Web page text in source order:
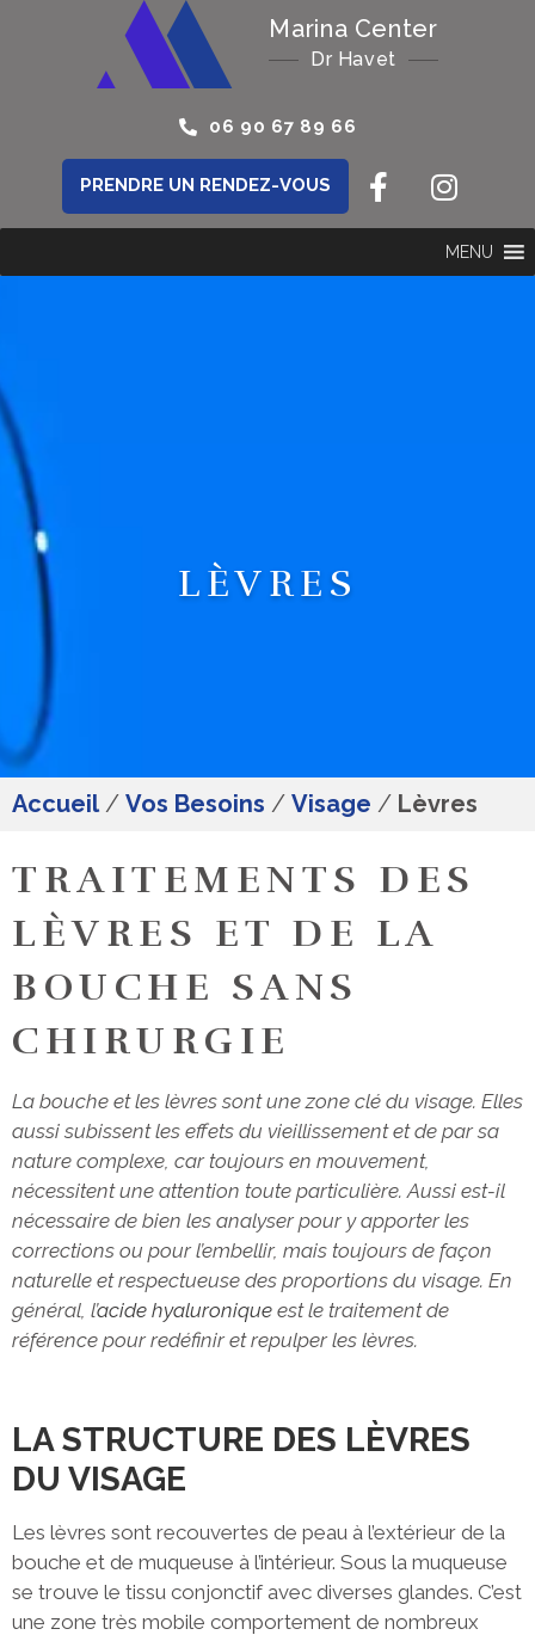
Marina Center
Dr Havet
06 90 67 89 66
PRENDRE UN RENDEZ-VOUS
MENU
LÈVRES
Accueil/ Vos Besoins / Visage / Lèvres
TRAITEMENTS DES
LÈVRES ET DE LA
BOUCHE SANS
CHIRURGIE
La bouche et les lèvres sont une zone clé du visage. Elles
aussi subissent les effets du vieillissement et de par sa
nature complexe, car toujours en mouvement,
nécessitent une attention toute particulière. Aussi est-il
nécessaire de bien les analyser pour y apporter les
corrections ou pour l’embellir, mais toujours de façon
naturelle et respectueuse des proportions du visage. En
général, l’acide hyaluronique est le traitement de
référence pour redéfinir et repulper les lèvres.
LA STRUCTURE DES LÈVRES
DU VISAGE
Les lèvres sont recouvertes de peau à l’extérieur de la
bouche et de muqueuse à l’intérieur. Sous la muqueuse
se trouve le tissu conjonctif avec diverses glandes. C’est
une zone très mobile comportement de nombreux